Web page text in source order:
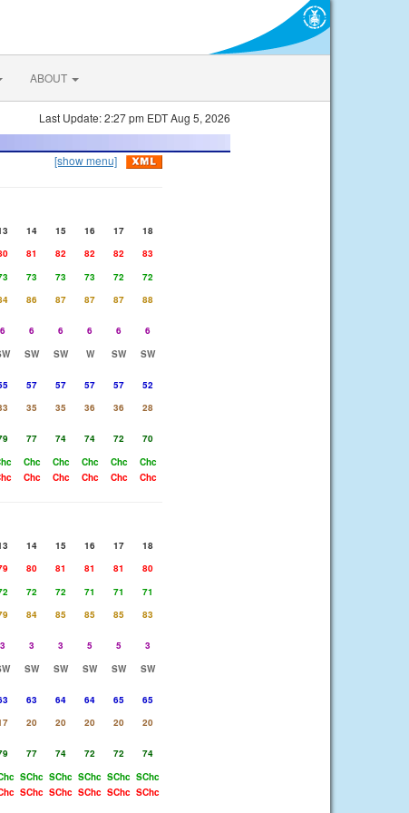
ABOUT
Last Update: 2:27 pm EDT Aug 5, 2026
[show menu]
14 15 16 17
18
81 82 82 82
83
73 73 73 72
72
86 87 87 87
88
6 6 6 6 6
6
SW SW W SW
SW
57 57 57 57
52
35 35 36 36
28
77 74 74 72
70
Chc Chc Chc Chc
Chc
Chc Chc Chc Chc Chc
14 15 16 17
18
80 81 81 81
80
72 72 71 71
71
84 85 85 85
83
3 3 3 5 5
3
SW SW SW SW
SW
63 64 64 65
65
20 20 20 20
20
77 74 72 72
74
SChc SChc SChc SChc SChc
SChc SChc SChc SChc SChc